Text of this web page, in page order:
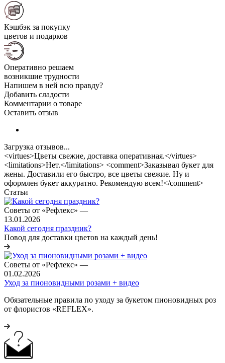
Кэшбэк за покупку
цветов и подарков
Оперативно решаем
возникшие трудности
Напишем в ней всю правду?
Добавить сладости
Комментарии о товаре
Оставить отзыв
Загрузка отзывов...
<virtues>Цветы свежие, доставка оперативная.</virtues>
<limitations>Нет.</limitations> <comment>Заказывал букет для
жены. Доставили его быстро, все цветы свежие. Ну и
оформлен букет аккуратно. Рекомендую всем!</comment>
Статьи
Советы от «Рефлекс» —
13.01.2026
Какой сегодня праздник?
Повод для доставки цветов на каждый день!
Советы от «Рефлекс» —
01.02.2026
Уход за пионовидными розами + видео
Обязательные правила по уходу за букетом пионовидных роз
от флористов «REFLEX».